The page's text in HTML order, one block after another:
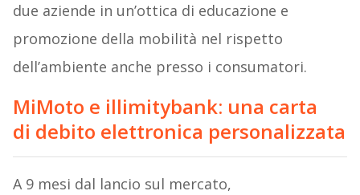
due aziende in un’ottica di educazione e
promozione della mobilità nel rispetto
dell’ambiente anche presso i consumatori.
MiMoto e illimitybank: una carta
di debito elettronica personalizzata
A 9 mesi dal lancio sul mercato,